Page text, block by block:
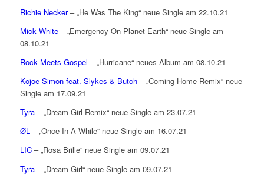
Richie Necker– „He Was The King“ neue Single am 22.10.21
Mick White– „Emergency On Planet Earth“ neue Single am
08.10.21
Rock Meets Gospel – „Hurricane“ neues Album am 08.10.21
Kojoe Simon feat. Slykes & Butch– „Coming Home Remix“ neue
Single am 17.09.21
Tyra– „Dream Girl Remix“ neue Single am 23.07.21
ØL– „Once In A While“ neue Single am 16.07.21
LIC– „Rosa Brille“ neue Single am 09.07.21
Tyra– „Dream Girl“ neue Single am 09.07.21